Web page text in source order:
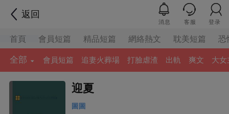
返回
消息 客服 登录
首頁 會員短篇 精品短篇 網絡熱文 耽美短篇 恐
全部 會員短篇 追妻火葬場 打臉虐渣 出軌 爽文 大女
迎夏
圖圖